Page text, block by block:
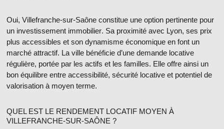
Oui, Villefranche-sur-Saône constitue une option pertinente pour
un investissement immobilier. Sa proximité avec Lyon, ses prix
plus accessibles et son dynamisme économique en font un
marché attractif. La ville bénéficie d’une demande locative
régulière, portée par les actifs et les familles. Elle offre ainsi un
bon équilibre entre accessibilité, sécurité locative et potentiel de
valorisation à moyen terme.
QUEL EST LE RENDEMENT LOCATIF MOYEN À
VILLEFRANCHE-SUR-SAÔNE ?